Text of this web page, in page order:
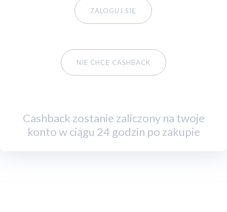
ZALOGUJ SIĘ
NIE CHCĘ CASHBACK
Cashback zostanie zaliczony na twoje
konto w ciągu 24 godzin po zakupie